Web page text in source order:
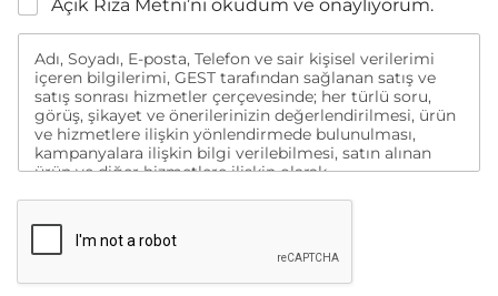
Açık Rıza Metni’ni okudum ve onaylıyorum.
Adı, Soyadı, E-posta, Telefon ve sair kişisel verilerimi
içeren bilgilerimi, GEST tarafından sağlanan satış ve
satış sonrası hizmetler çerçevesinde; her türlü soru,
görüş, şikayet ve önerilerinizin değerlendirilmesi, ürün
ve hizmetlere ilişkin yönlendirmede bulunulması,
kampanyalara ilişkin bilgi verilebilmesi, satın alınan
ürün ve diğer hizmetlere ilişkin olarak
geçilmesi, anılan hizmetlere ve ürünlere yönelik
tanıtım, pazarlama ve kampanya faaliyetlerinin sosyal
medya, arama motorları, e-mail, kısa mesaj vb.
kanallarla gerçekleştirilmesi amacıyla tarafımla